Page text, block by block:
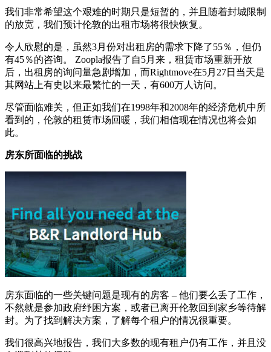
我们非常希望这个艰难的时期只是短暂的，并且随着封城限制
的放宽，我们预计伦敦的出租市场将很快恢复。
令人欣慰的是，虽然3月份对出租房的需求下降了55％，但仍
有45％的咨询。 Zoopla报告了自5月来，租赁市场重新开放
后，出租房的询问量急剧增加，而Rightmove在5月27日当天是
其网站上有史以来最繁忙的一天，有600万人访问。
尽管面临难关，但正如我们在1998年和2008年的经济危机中所
看到的，伦敦的租赁市场回暖，我们相信现在情况也将会如
此。
房东所面临的挑战
房东面临的一些关键问题是现有的房客 – 他们要么丢了工作，
不然就是参加政府纾困方案，或者已离开伦敦回到家乡等待解
封。为了找到解决方案，了解每个租户的情况很重要。
我们很高兴地报告，我们大多数的现有租户仍有工作，并且没